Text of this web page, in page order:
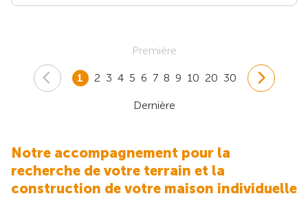
Première
1 2 3 4 5 6 7 8 9 10 20 30
Dernière
Notre accompagnement pour la
recherche de votre terrain et la
construction de votre maison individuelle